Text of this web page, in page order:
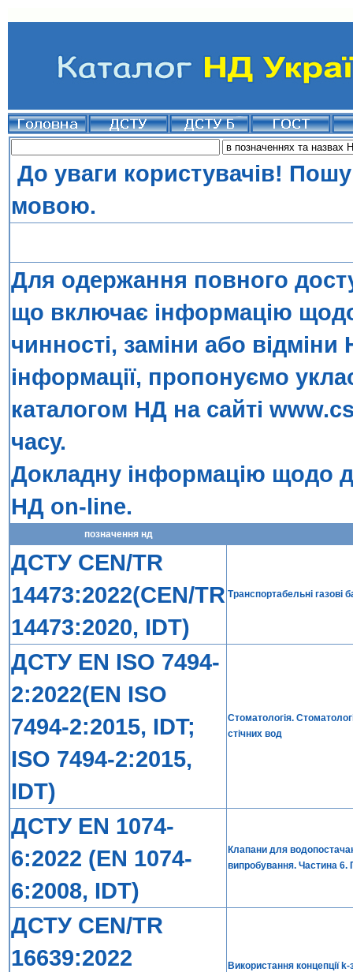
До уваги користувачів!
мовою.
Для одержання повного
що включає інформацію
чинності, заміни або
інформації, пропонуємо
каталогом НД на сайті
часу.
Докладну інформацію щодо
НД on-line.
позначення нд
ДСТУ CEN/TR
14473:2022(CEN/TR
14473:2020, IDT)
Транспортабельні газові
ДСТУ EN ISO 7494-
2:2022(EN ISO
7494-2:2015, IDT;
ISO 7494-2:2015,
IDT)
Стоматологія.
стічних вод
ДСТУ EN 1074-
6:2022 (EN 1074-
6:2008, IDT)
Клапани для
випробування. Частина 6.
ДСТУ CEN/TR
16639:2022
Використання концепції